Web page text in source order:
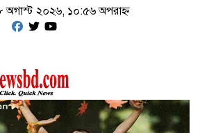
অগাস্ট ২০২৬, ১০:৫৬ অপরাহ্ন